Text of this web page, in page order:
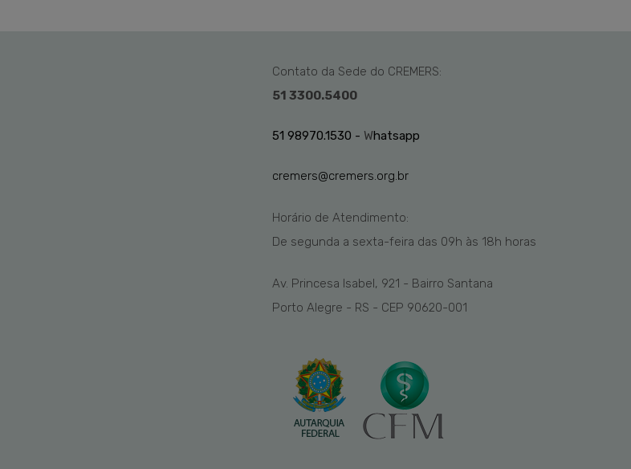
Contato da Sede do CREMERS:
51 3300.5400
51 98970.1530 - Whatsapp
cremers@cremers.org.br
Horário de Atendimento:
De segunda a sexta-feira das 09h às 18h horas
Av. Princesa Isabel, 921 - Bairro Santana
Porto Alegre - RS - CEP 90620-001